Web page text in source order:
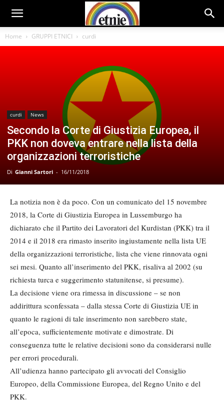
Home GRUPPI ETNICI curdi
curdi News
Secondo la Corte di Giustizia Europea, il
PKK non doveva entrare nella lista della
organizzazioni terroristiche
Di Gianni Sartori - 16/11/2018
La notizia non è da poco. Con un comunicato del 15 novembre
2018, la Corte di Giustizia Europea in Lussemburgo ha
dichiarato che il Partito dei Lavoratori del Kurdistan (PKK) tra il
2014 e il 2018 era rimasto inserito ingiustamente nella lista UE
della organizzazioni terroristiche, lista che viene rinnovata ogni
sei mesi. Quanto all’inserimento del PKK, risaliva al 2002 (su
richiesta turca e suggerimento statunitense, si presume).
La decisione viene ora rimessa in discussione – se non
addirittura sconfessata – dalla stessa Corte di Giustizia UE in
quanto le ragioni di tale inserimento non sarebbero state,
all’epoca, sufficientemente motivate e dimostrate. Di
conseguenza tutte le relative decisioni sono da considerarsi nulle
per errori procedurali.
All’udienza hanno partecipato gli avvocati del Consiglio
Europeo, della Commissione Europea, del Regno Unito e del
PKK.